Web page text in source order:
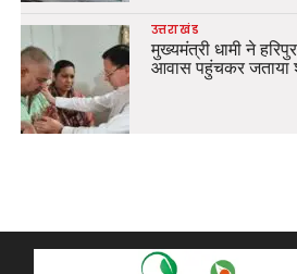
उत्तराखंड
मुख्यमंत्री धामी ने
आवास पहुंचकर